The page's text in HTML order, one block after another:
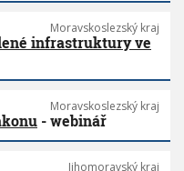
Moravskoslezský kraj
infrastruktury ve
Moravskoslezský kraj
- webinář
Jihomoravský kraj